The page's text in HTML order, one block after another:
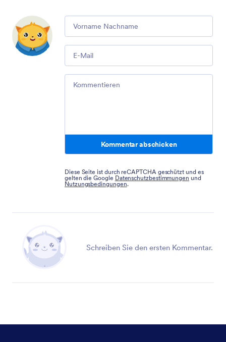
Comment
Email
Comment
Kommentar abschicken
Diese Seite ist durch reCAPTCHA geschützt und es
gelten die Google Datenschutzbestimmungen und
Nutzungsbedingungen.
Schreiben Sie den ersten Kommentar.